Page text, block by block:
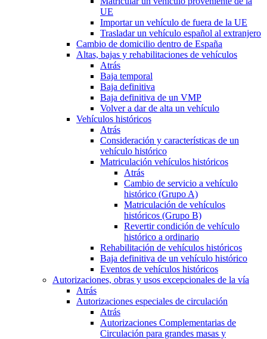
UE
Importar un vehículo de fuera de la UE
Trasladar un vehículo español al extranjero
Cambio de domicilio dentro de España
Altas, bajas y rehabilitaciones de vehículos
Atrás
Baja temporal
Baja definitiva
Baja definitiva de un VMP
Volver a dar de alta un vehículo
Vehículos históricos
Atrás
Consideración y características de un
vehículo histórico
Matriculación vehículos históricos
Atrás
Cambio de servicio a vehículo
histórico (Grupo A)
Matriculación de vehículos
históricos (Grupo B)
Revertir condición de vehículo
histórico a ordinario
Rehabilitación de vehículos históricos
Baja definitiva de un vehículo histórico
Eventos de vehículos históricos
Autorizaciones, obras y usos excepcionales de la vía
Atrás
Autorizaciones especiales de circulación
Atrás
Autorizaciones Complementarias de
Circulación para grandes masas y